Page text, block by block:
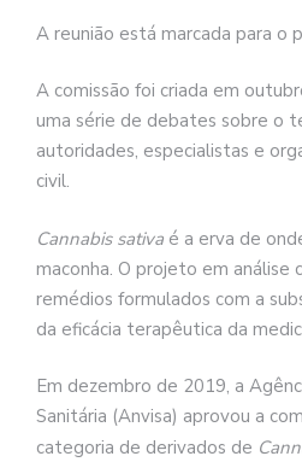
A reunião está marcada para o
A comissão foi criada em
uma série de debates sobre o
autoridades, especialistas e
civil.
Cannabis sativa é a erva de
maconha. O projeto em análise
remédios formulados com a
da eficácia terapêutica da
Em dezembro de 2019, a
Sanitária (Anvisa) aprovou a
categoria de derivados de